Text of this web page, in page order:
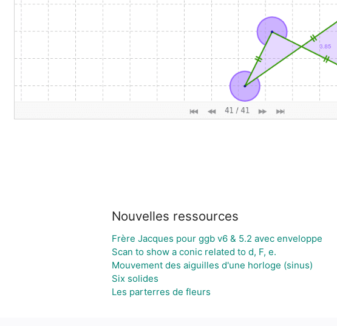
Nouvelles ressources
Frère Jacques pour ggb v6 & 5.2 avec enveloppe
Scan to show a conic related to d, F, e.
Mouvement des aiguilles d'une horloge (sinus)
Six solides
Les parterres de fleurs